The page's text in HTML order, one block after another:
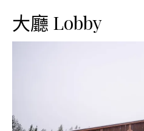
大廳 Lobby